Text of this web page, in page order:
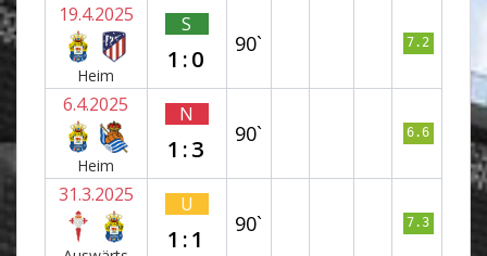
19.4.2025
Heim
S
1:0
90` 7.2
6.4.2025
Heim
N
1:3
90` 6.6
31.3.2025 U
1:1
90` 7.3